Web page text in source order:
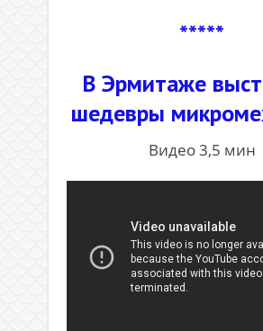
*****
В Эрмитаже
шедевры
Видео 3,5 мин